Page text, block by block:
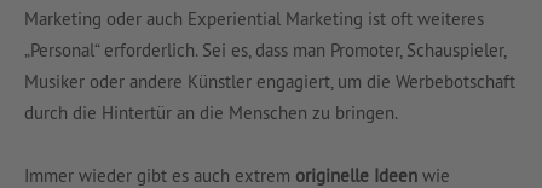
Marketing oder auch Experiential Marketing ist oft weiteres
„Personal“ erforderlich. Sei es, dass man Promoter, Schauspieler,
Musiker oder andere Künstler engagiert, um die Werbebotschaft
durch die Hintertür an die Menschen zu bringen.
Immer wieder gibt es auch extrem originelle Ideen wie